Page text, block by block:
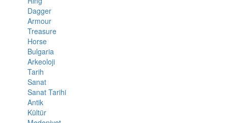
Dagger
Armour
Treasure
Horse
Bulgaria
Arkeoloji
Tarih
Sanat
Sanat Tarihi
Antik
Kültür